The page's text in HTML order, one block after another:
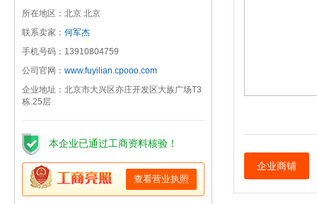
所在地区：北京 北京
联系卖家： 何军杰
手机号码：13910804759
公司官网： www.fuyilian.cpooo.com
企业地址：北京市大兴区亦庄开发区大族广场T3
栋.25层
本企业已通过工商资料核验！
查看营业执照
企业商铺